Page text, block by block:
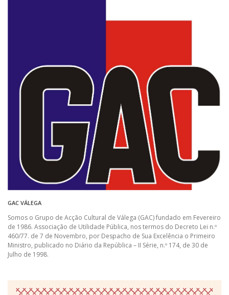
GAC VÁLEGA
Somos o Grupo de Acção Cultural de Válega (GAC) fundado em Fevereiro
de 1986. Associação de Utilidade Pública, nos termos do Decreto Lei n.º
460/77. de 7 de Novembro, por Despacho de Sua Excelência o Primeiro
Ministro, publicado no Diário da República – II Série, n.º 174, de 30 de
Julho de 1998.